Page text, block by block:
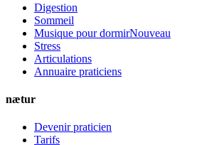
Digestion
Sommeil
Musique pour dormirNouveau
Stress
Articulations
Annuaire praticiens
nætur
Devenir praticien
Tarifs